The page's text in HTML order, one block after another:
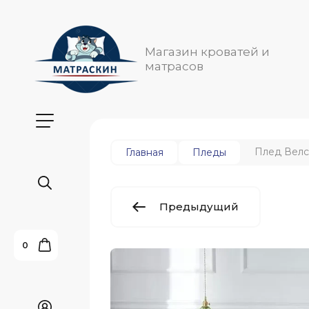
0
Магазин кроватей и
матрасов
Главная Пледы Плед
Предыдущий